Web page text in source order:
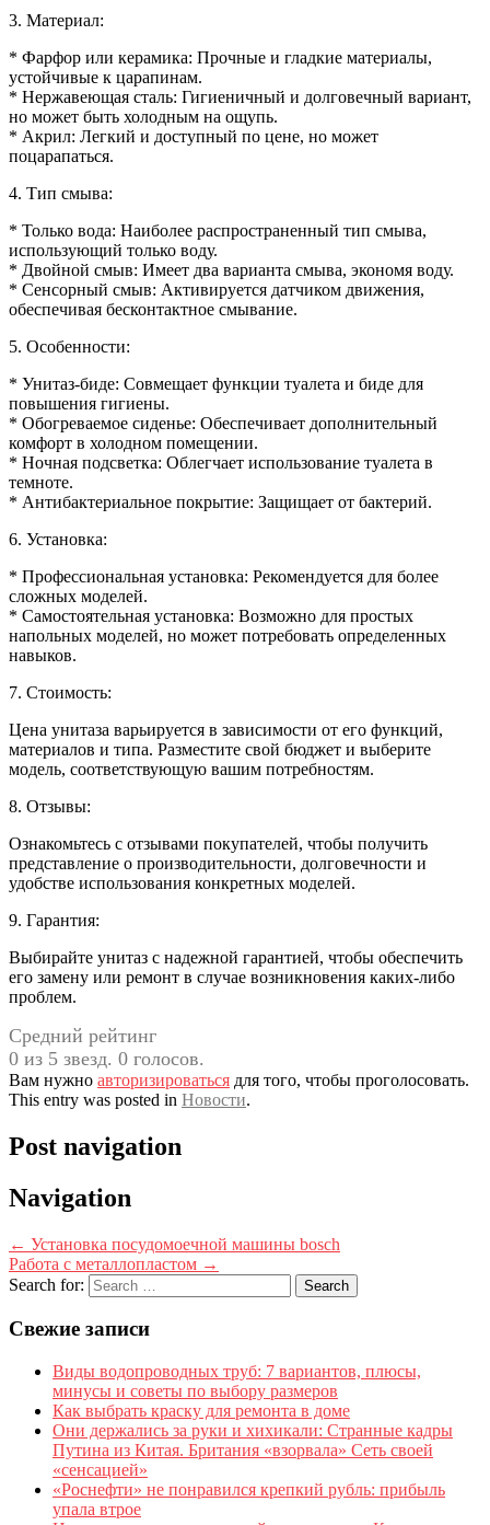
3. Материал:
* Фарфор или керамика: Прочные и гладкие материалы,
устойчивые к царапинам.
* Нержавеющая сталь: Гигиеничный и долговечный вариант,
но может быть холодным на ощупь.
* Акрил: Легкий и доступный по цене, но может
поцарапаться.
4. Тип смыва:
* Только вода: Наиболее распространенный тип смыва,
использующий только воду.
* Двойной смыв: Имеет два варианта смыва, экономя воду.
* Сенсорный смыв: Активируется датчиком движения,
обеспечивая бесконтактное смывание.
5. Особенности:
* Унитаз-биде: Совмещает функции туалета и биде для
повышения гигиены.
* Обогреваемое сиденье: Обеспечивает дополнительный
комфорт в холодном помещении.
* Ночная подсветка: Облегчает использование туалета в
темноте.
* Антибактериальное покрытие: Защищает от бактерий.
6. Установка:
* Профессиональная установка: Рекомендуется для более
сложных моделей.
* Самостоятельная установка: Возможно для простых
напольных моделей, но может потребовать определенных
навыков.
7. Стоимость:
Цена унитаза варьируется в зависимости от его функций,
материалов и типа. Разместите свой бюджет и выберите
модель, соответствующую вашим потребностям.
8. Отзывы:
Ознакомьтесь с отзывами покупателей, чтобы получить
представление о производительности, долговечности и
удобстве использования конкретных моделей.
9. Гарантия:
Выбирайте унитаз с надежной гарантией, чтобы обеспечить
его замену или ремонт в случае возникновения каких-либо
проблем.
Средний рейтинг
0 из 5 звезд. 0 голосов.
Вам нужно авторизироваться для того, чтобы проголосовать.
This entry was posted in Новости.
Post navigation
Navigation
← Установка посудомоечной машины bosch
Работа с металлопластом →
Search for:
Свежие записи
Виды водопроводных труб: 7 вариантов, плюсы,
минусы и советы по выбору размеров
Как выбрать краску для ремонта в доме
Они держались за руки и хихикали: Странные кадры
Путина из Китая. Британия «взорвала» Сеть своей
«сенсацией»
«Роснефти» не понравился крепкий рубль: прибыль
упала втрое